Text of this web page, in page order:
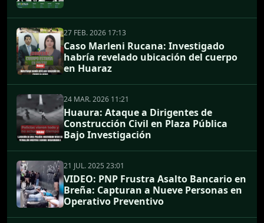
27 FEB. 2026 17:13
Caso Marleni Rucana: Investigado
habría revelado ubicación del cuerpo
en Huaraz
24 MAR. 2026 11:21
Huaura: Ataque a Dirigentes de
Construcción Civil en Plaza Pública
Bajo Investigación
21 JUL. 2025 23:01
VIDEO: PNP Frustra Asalto Bancario en
Breña: Capturan a Nueve Personas en
Operativo Preventivo